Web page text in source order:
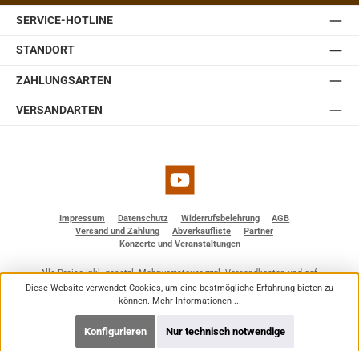
SERVICE-HOTLINE
STANDORT
ZAHLUNGSARTEN
VERSANDARTEN
YouTube
Impressum Datenschutz Widerrufsbelehrung
AGB
Versand und Zahlung
Abverkaufliste
Partner
Konzerte und Veranstaltungen
Alle Preise inkl. gesetzl. Mehrwertsteuer zzgl.Versandkostenund ggf.
Nachnahmegebühren, wenn nicht anders angegeben.
© 2026 BF - Dienstleistungen - Alle Rechte vorbehalten. Theme by
Diese Website verwendet Cookies, um eine bestmögliche Erfahrung bieten zu
können. Mehr Informationen ...
Nur technisch notwendige
Konfigurieren